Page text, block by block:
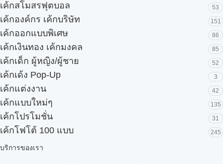
เค้กสโมสรฟุตบอล 53
เค้กองค์กร เค้กบริษัท 151
เค้กออกแบบพิเศษ 86
เค้กเงินทอง เค้กมงคล 85
เค้กเด็ก ผู้หญิง/ผู้ชาย 52
เค้กเด้ง Pop-Up 3
เค้กแต่งงาน 42
เค้กแบบใหม่ๆ 135
เค้กโปรโมชั่น 31
เค้กโฟโต้ 100 แบบ 245
บริการของเรา